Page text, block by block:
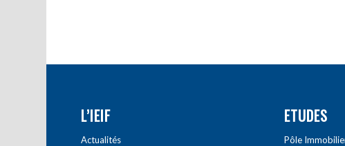
L’IEIF
Actualités
ETUDES
Pôle